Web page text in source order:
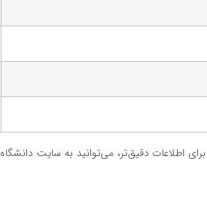
اطلاعات دقیق‌تر، می‌توانید به سایت دانشگاه